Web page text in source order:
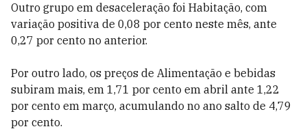
Outro grupo em desaceleração foi Habitação, com
variação positiva de 0,08 por cento neste mês, ante
0,27 por cento no anterior.
Por outro lado, os preços de Alimentação e bebidas
subiram mais, em 1,71 por cento em abril ante 1,22
por cento em março, acumulando no ano salto de 4,79
por cento.